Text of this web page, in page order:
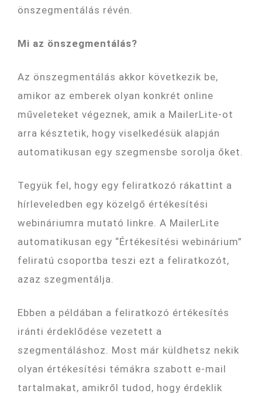
önszegmentálás révén.
Mi az önszegmentálás?
Az önszegmentálás akkor következik be,
amikor az emberek olyan konkrét online
műveleteket végeznek, amik a MailerLite-ot
arra késztetik, hogy viselkedésük alapján
automatikusan egy szegmensbe sorolja őket.
Tegyük fel, hogy egy feliratkozó rákattint a
hírleveledben egy közelgő értékesítési
webináriumra mutató linkre. A MailerLite
automatikusan egy “Értékesítési webinárium”
feliratú csoportba teszi ezt a feliratkozót,
azaz szegmentálja.
Ebben a példában a feliratkozó értékesítés
iránti érdeklődése vezetett a
szegmentáláshoz. Most már küldhetsz nekik
olyan értékesítési témákra szabott e-mail
tartalmakat, amikről tudod, hogy érdeklik